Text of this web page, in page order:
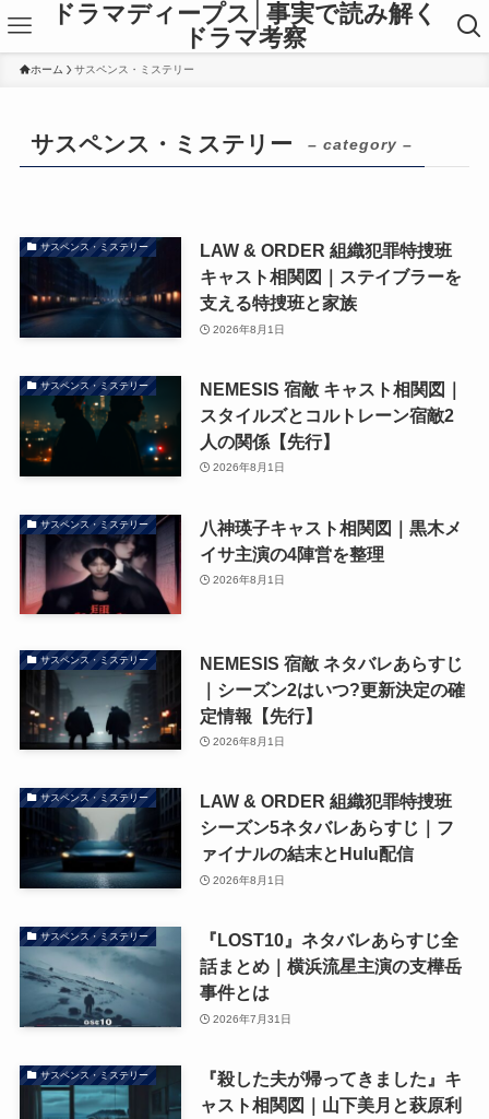
ドラマディープス│事実で読み解く
ドラマ考察
ホーム サスペンス・ミステリー
サスペンス・ミステリー – category –
サスペンス・ミステリー
LAW & ORDER 組織犯罪特捜班
キャスト相関図｜ステイブラーを
支える特捜班と家族
2026年8月1日
サスペンス・ミステリー
NEMESIS 宿敵 キャスト相関図｜
スタイルズとコルトレーン宿敵2
人の関係【先行】
2026年8月1日
サスペンス・ミステリー
八神瑛子キャスト相関図｜黒木メ
イサ主演の4陣営を整理
2026年8月1日
サスペンス・ミステリー
NEMESIS 宿敵 ネタバレあらすじ
｜シーズン2はいつ?更新決定の確
定情報【先行】
2026年8月1日
サスペンス・ミステリー
LAW & ORDER 組織犯罪特捜班
シーズン5ネタバレあらすじ｜フ
ァイナルの結末とHulu配信
2026年8月1日
サスペンス・ミステリー
『LOST10』ネタバレあらすじ全
話まとめ｜横浜流星主演の支樺岳
事件とは
2026年7月31日
サスペンス・ミステリー
『殺した夫が帰ってきました』キ
ャスト相関図｜山下美月と萩原利